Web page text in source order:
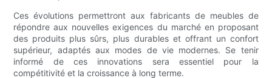
Ces évolutions permettront aux fabricants de meubles de
répondre aux nouvelles exigences du marché en proposant
des produits plus sûrs, plus durables et offrant un confort
supérieur, adaptés aux modes de vie modernes. Se tenir
informé de ces innovations sera essentiel pour la
compétitivité et la croissance à long terme.